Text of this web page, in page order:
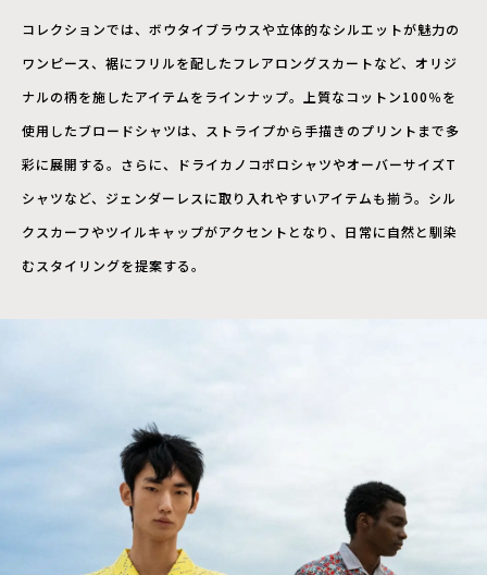
コレクションでは、ボウタイブラウスや立体的なシルエットが魅力の
ワンピース、裾にフリルを配したフレアロングスカートなど、オリジ
ナルの柄を施したアイテムをラインナップ。上質なコットン100％を
使用したブロードシャツは、ストライプから手描きのプリントまで多
彩に展開する。さらに、ドライカノコポロシャツやオーバーサイズT
シャツなど、ジェンダーレスに取り入れやすいアイテムも揃う。シル
クスカーフやツイルキャップがアクセントとなり、日常に自然と馴染
むスタイリングを提案する。